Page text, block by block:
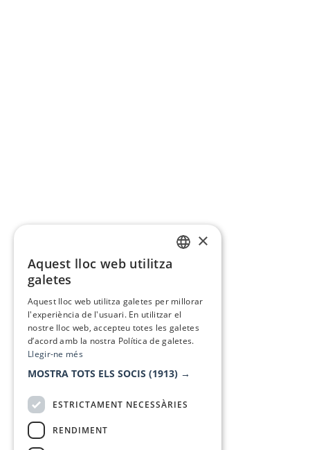
×
Aquest lloc web utilitza
galetes
Aquest lloc web utilitza galetes per millorar
l'experiència de l'usuari. En utilitzar el
nostre lloc web, accepteu totes les galetes
d’acord amb la nostra Política de galetes.
Llegir-ne més
MOSTRA TOTS ELS SOCIS (1913) →
ESTRICTAMENT NECESSÀRIES
RENDIMENT